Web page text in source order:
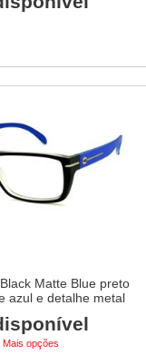
Matte Blue preto
azul e detalhe metal
Mais opções